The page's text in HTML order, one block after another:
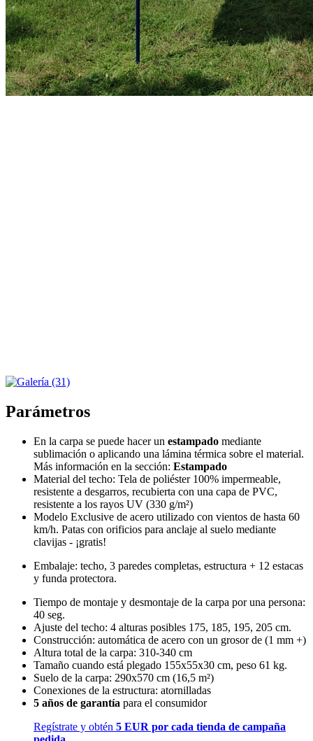
Parámetros
En la carpa se puede hacer un estampado mediante
sublimación o aplicando una lámina térmica sobre el material.
Más información en la sección: Estampado
Material del techo: Tela de poliéster 100% impermeable,
resistente a desgarros, recubierta con una capa de PVC,
resistente a los rayos UV (330 g/m²)
Modelo Exclusive de acero utilizado con vientos de hasta 60
km/h. Patas con orificios para anclaje al suelo mediante
clavijas - ¡gratis!
Embalaje: techo, 3 paredes completas, estructura + 12 estacas
y funda protectora.
Tiempo de montaje y desmontaje de la carpa por una persona:
40 seg.
Ajuste del techo: 4 alturas posibles 175, 185, 195, 205 cm.
Construcción: automática de acero con un grosor de (1 mm +)
Altura total de la carpa: 310-340 cm
Tamaño cuando está plegado 155x55x30 cm, peso 61 kg.
Suelo de la carpa: 290x570 cm (16,5 m²)
Conexiones de la estructura: atornilladas
5 años de garantía para el consumidor
Regístrate y obtén 5 EUR por cada tienda de campaña